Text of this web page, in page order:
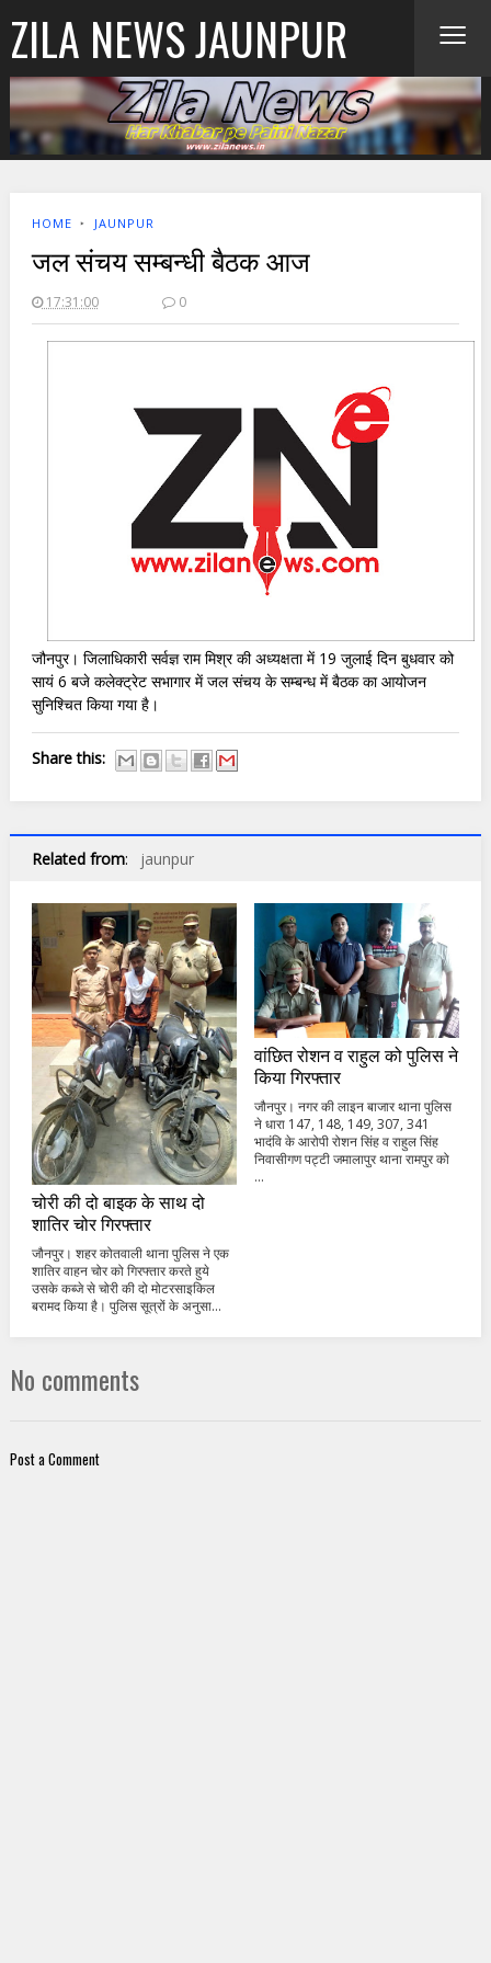
ZILA NEWS JAUNPUR ≡
HOME ‣ JAUNPUR
जल संचय सम्बन्धी बैठक आज
17:31:00 0
जौनपुर। जिलाधिकारी सर्वज्ञ राम मिश्र की अध्यक्षता में 19 जुलाई दिन बुधवार को
सायं 6 बजे कलेक्ट्रेट सभागार में जल संचय के सम्बन्ध में बैठक का आयोजन
सुनिश्चित किया गया है।
Share this:
Related from: jaunpur
चोरी की दो बाइक के साथ दो
शातिर चोर गिरफ्तार
जौनपुर। शहर कोतवाली थाना पुलिस ने एक
शातिर वाहन चोर को गिरफ्तार करते हुये
उसके कब्जे से चोरी की दो मोटरसाइकिल
बरामद किया है। पुलिस सूत्रों के अनुसा...
वांछित रोशन व राहुल को पुलिस ने
किया गिरफ्तार
जौनपुर। नगर की लाइन बाजार थाना पुलिस
ने धारा 147, 148, 149, 307, 341
भादंवि के आरोपी रोशन सिंह व राहुल सिंह
निवासीगण पट्टी जमालापुर थाना रामपुर को
...
No comments
Post a Comment